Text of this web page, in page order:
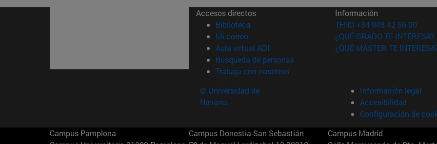
Accesos directos
Biblioteca (abre en nueva ventana)
Mi correo(abre en nueva ventana)
Aula virtual ADI (abre en nueva ventana)
Búsqueda de personas(abre en nueva ventana)
Trabaja con nosotros(abre en nueva ventana)
Información
TFNO +34 948 42 56 00
¿QUÉ GRADO TE INTERESA?
¿QUÉ MÁSTER TE
© Universidad de
Navarra
Información legal
Accesibilidad
Configuración de
Campus Pamplona
Campus Donostia-San Sebastián
Campus Madrid